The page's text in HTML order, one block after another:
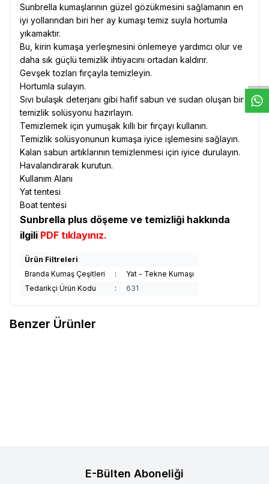
Sunbrella kumaşlarının güzel gözükmesini sağlamanın en
iyi yollarından biri her ay kumaşı temiz suyla hortumla
yıkamaktır.
Bu, kirin kumaşa yerleşmesini önlemeye yardımcı olur ve
daha sık güçlü temizlik ihtiyacını ortadan kaldırır.
Gevşek tozları fırçayla temizleyin.
Hortumla sulayın.
Sıvı bulaşık deterjanı gibi hafif sabun ve sudan oluşan bir
temizlik solüsyonu hazırlayın.
Temizlemek için yumuşak kıllı bir fırçayı kullanın.
Temizlik solüsyonunun kumaşa iyice işlemesini sağlayın.
Kalan sabun artıklarının temizlenmesi için iyice durulayın.
Havalandırarak kurutun.
Kullanım Alanı
Yat tentesi
Boat tentesi
Sunbrella plus döşeme ve temizliği hakkında
ilgili PDF tıklayınız.
Ürün Filtreleri
Branda Kumaş Çeşitleri
:
Yat - Tekne Kumaşı
Tedarikçi Ürün Kodu
: 631
Benzer Ürünler
E-Bülten Aboneliği